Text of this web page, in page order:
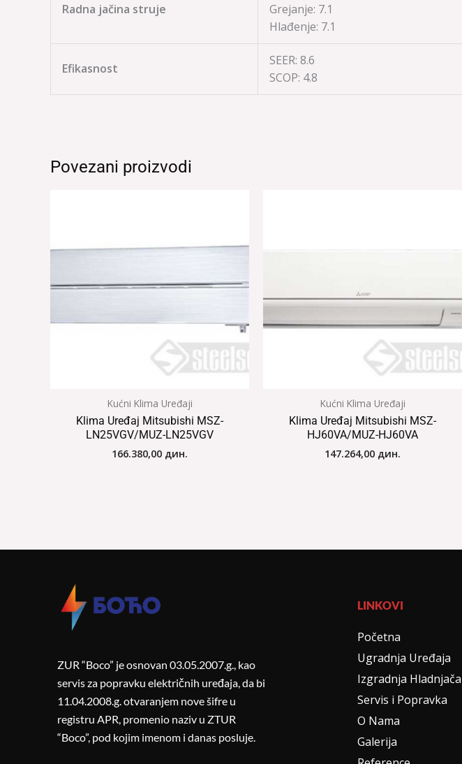
Radna jačina struje
Grejanje: 7.1
Hlađenje: 7.1
Efikasnost
SEER: 8.6
SCOP: 4.8
Povezani proizvodi
Kućni Klima Uređaji
Klima Uređaj Mitsubishi MSZ-
LN25VGV/MUZ-LN25VGV
166.380,00 дин.
Kućni Klima Uređaji
Klima Uređaj Mitsubishi MSZ-
HJ60VA/MUZ-HJ60VA
147.264,00 дин.
ZUR “Boco” je osnovan 03.05.2007.g., kao
servis za popravku električnih uređaja, da bi
11.04.2008.g. otvaranjem nove šifre u
registru APR, promenio naziv u ZTUR
“Boco”, pod kojim imenom i danas posluje.
LINKOVI
Početna
Ugradnja Uređaja
Izgradnja Hladnjača
Servis i Popravka
O Nama
Galerija